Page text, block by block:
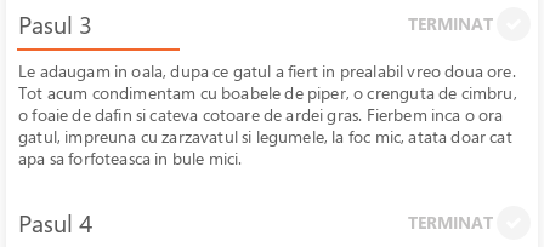
Pasul 3 TERMINAT
Le adaugam in oala, dupa ce gatul a fiert in prealabil vreo doua ore.
Tot acum condimentam cu boabele de piper, o crenguta de cimbru,
o foaie de dafin si cateva cotoare de ardei gras. Fierbem inca o ora
gatul, impreuna cu zarzavatul si legumele, la foc mic, atata doar cat
apa sa forfoteasca in bule mici.
Pasul 4 TERMINAT